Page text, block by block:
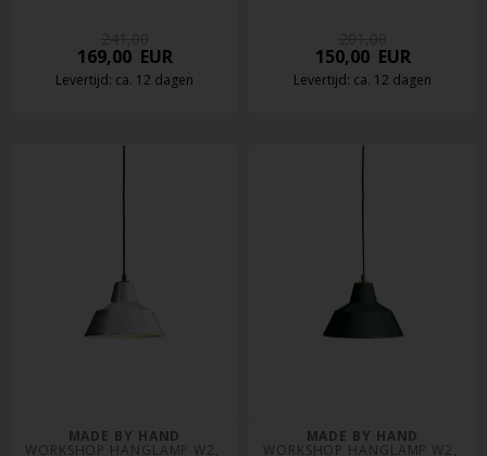
169,00EUR
Levertijd: ca. 12 dagen
150,00EUR
Levertijd: ca. 12 dagen
MADE BY HAND
WORKSHOP HANGLAMP W2,
MADE BY HAND
WORKSHOP HANGLAMP W2,